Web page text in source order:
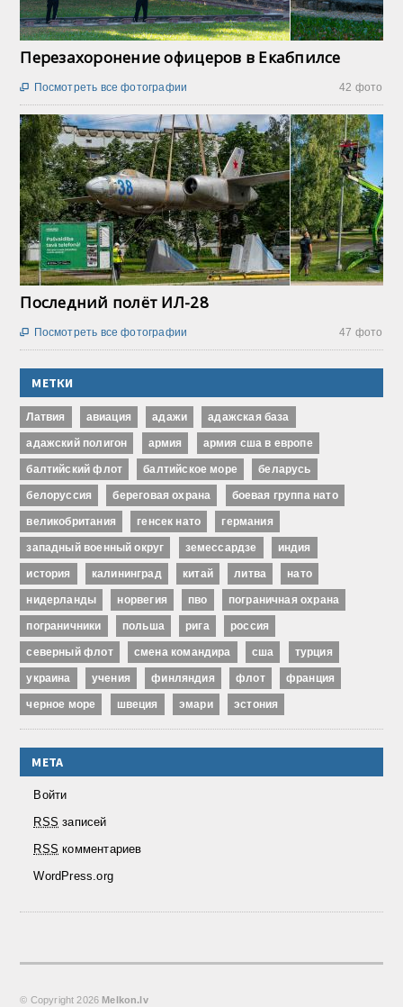
Перезахоронение офицеров в Екабпилсе
42 фото
 Посмотреть все фотографии
Последний полёт ИЛ-28
47 фото
 Посмотреть все фотографии
МЕТКИ
Латвия авиация адажи адажская база
адажский полигон армия армия сша в европе
балтийский флот балтийское море беларусь
белоруссия береговая охрана боевая группа нато
великобритания генсек нато германия
западный военный округ земессардзе индия
история калининград китай литва нато
нидерланды норвегия пво пограничная охрана
пограничники польша рига россия
северный флот смена командира сша турция
украина учения финляндия флот франция
черное море швеция эмари эстония
МЕТА
Войти
RSS записей
RSS комментариев
WordPress.org
© Copyright2026 Melkon.lv